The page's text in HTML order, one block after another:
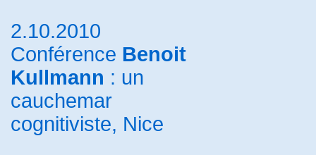
2.10.2010
Conférence Benoit
Kullmann : un
cauchemar
cognitiviste, Nice